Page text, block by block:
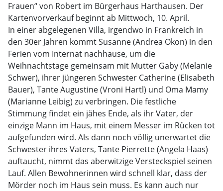
Frauen“ von Robert im Bürgerhaus Harthausen. Der
Kartenvorverkauf beginnt ab Mittwoch, 10. April.
In einer abgelegenen Villa, irgendwo in Frankreich in
den 30er Jahren kommt Susanne (Andrea Okon) in den
Ferien vom Internat nachhause, um die
Weihnachtstage gemeinsam mit Mutter Gaby (Melanie
Schwer), ihrer jüngeren Schwester Catherine (Elisabeth
Bauer), Tante Augustine (Vroni Hartl) und Oma Mamy
(Marianne Leibig) zu verbringen. Die festliche
Stimmung findet ein jähes Ende, als ihr Vater, der
einzige Mann im Haus, mit einem Messer im Rücken tot
aufgefunden wird. Als dann noch völlig unerwartet die
Schwester ihres Vaters, Tante Pierrette (Angela Haas)
auftaucht, nimmt das aberwitzige Versteckspiel seinen
Lauf. Allen Bewohnerinnen wird schnell klar, dass der
Mörder noch im Haus sein muss. Es kann auch nur